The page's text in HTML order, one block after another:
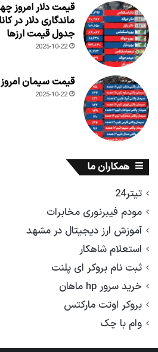
جدول قیمت ارزها
2025-10-22
قیمت سیمان امروز 30 مهر 1404 + جدول
2025-10-22
همکاران ما
تیتر24
مودم فیبرنوری مخابرات
آموزش ارز دیجیتال در مشهد
استعلام شاهکار
ثبت نام بروکر ای پلنت
خرید سرور hp ماهان
بروکر اوتت مارکتس
وام با چک